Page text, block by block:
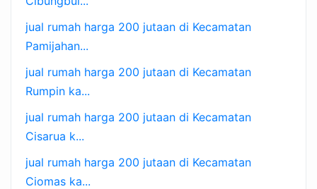
jual rumah harga 200 jutaan di Kecamatan
Pamijahan...
jual rumah harga 200 jutaan di Kecamatan
Rumpin ka...
jual rumah harga 200 jutaan di Kecamatan
Cisarua k...
jual rumah harga 200 jutaan di Kecamatan
Ciomas ka...